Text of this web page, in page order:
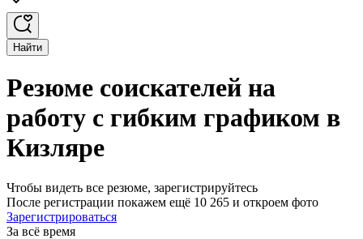
Найти
Резюме соискателей на
работу с гибким графиком в
Кизляре
Чтобы видеть все резюме, зарегистрируйтесь
После регистрации покажем ещё 10 265 и откроем фото
Зарегистрироваться
За всё время